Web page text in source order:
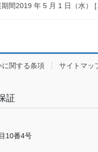
期間2019 年 5 月 1 日（水）
関する条項 サイトマッ
証
10番4号